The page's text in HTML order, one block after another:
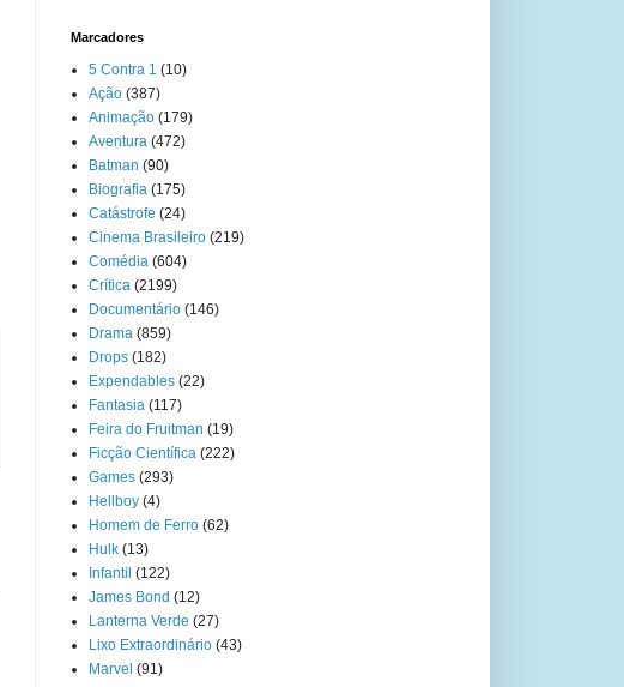
Marcadores
5 Contra 1 (10)
Ação (387)
Animação (179)
Aventura (472)
Batman (90)
Biografia (175)
Catástrofe (24)
Cinema Brasileiro (219)
Comédia (604)
Crítica (2199)
Documentário (146)
Drama (859)
Drops (182)
Expendables (22)
Fantasia (117)
Feira do Fruitman (19)
Ficção Científica (222)
Games (293)
Hellboy (4)
Homem de Ferro (62)
Hulk (13)
Infantil (122)
James Bond (12)
Lanterna Verde (27)
Lixo Extraordinário (43)
Marvel (91)